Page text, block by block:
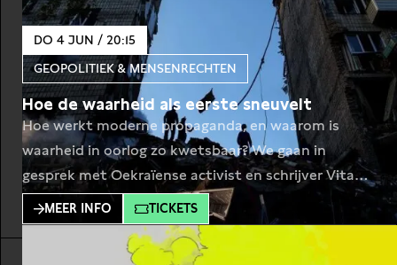
DO 4 JUN / 20:15
GEOPOLITIEK & MENSENRECHTEN
Hoe de waarheid als eerste sneuvelt
Hoe werkt moderne propaganda, en waarom is
waarheid in oorlog zo kwetsbaar? We gaan in
gesprek met Oekraïense activist en schrijver Vita
Kovalenko, over Russische desinformatie en de
kracht van verhalen als wapen. Sinds de oorlog in
Oekraïne voert Rusland in verhevigde mate een
MEER INFO TICKETS